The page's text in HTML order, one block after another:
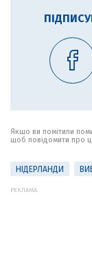
Якщо ви помітили
щоб повідомити про
НІДЕРЛАНДИ
РЕКЛАМА: